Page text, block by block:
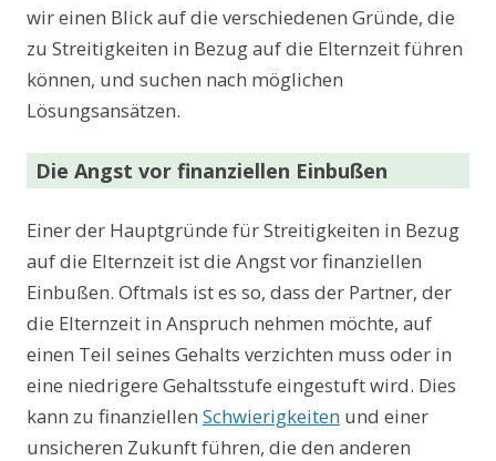
wir einen Blick auf die verschiedenen Gründe, die
zu Streitigkeiten in Bezug auf die Elternzeit führen
können, und suchen nach möglichen
Lösungsansätzen.
Die Angst vor finanziellen Einbußen
Einer der Hauptgründe für Streitigkeiten in Bezug
auf die Elternzeit ist die Angst vor finanziellen
Einbußen. Oftmals ist es so, dass der Partner, der
die Elternzeit in Anspruch nehmen möchte, auf
einen Teil seines Gehalts verzichten muss oder in
eine niedrigere Gehaltsstufe eingestuft wird. Dies
kann zu finanziellen Schwierigkeiten und einer
unsicheren Zukunft führen, die den anderen